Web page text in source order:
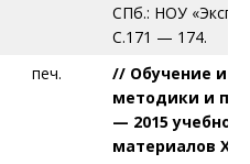
СПб.: НОУ
С.171 — 174.
печ.
// Обучение и
методики и
— 2015
материалов X